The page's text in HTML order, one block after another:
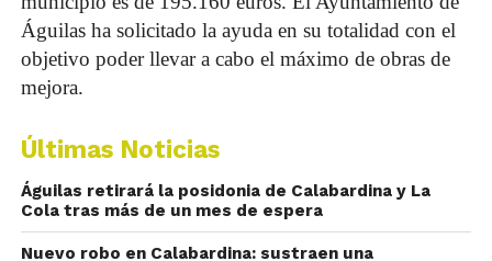
Águilas ha solicitado la ayuda en su totalidad con el
objetivo poder llevar a cabo el máximo de obras de
mejora.
Últimas Noticias
Águilas retirará la posidonia de Calabardina y La
Cola tras más de un mes de espera
Nuevo robo en Calabardina: sustraen una